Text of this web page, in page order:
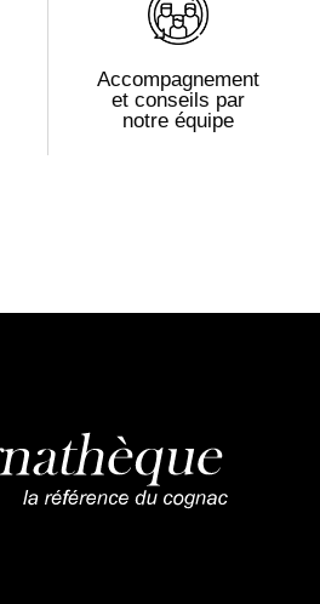
Accompagnement
et conseils par
notre équipe